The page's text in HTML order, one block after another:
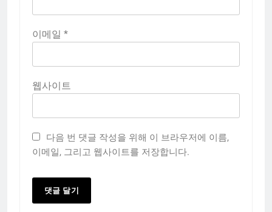
이메일 *
웹사이트
다음 번 댓글 작성을 위해 이 브라우저에 이름,
이메일, 그리고 웹사이트를 저장합니다.